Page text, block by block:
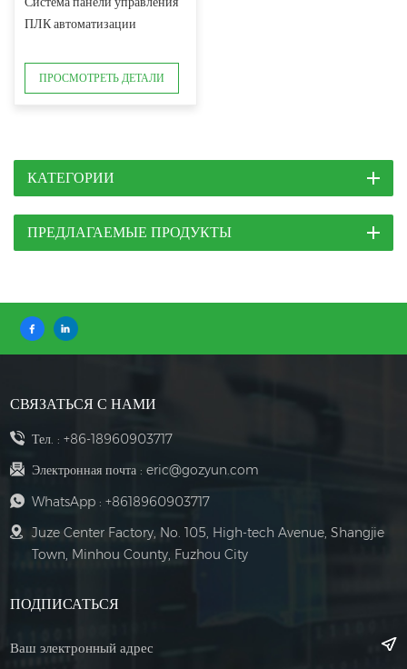
ПЛК автоматизации
ПРОСМОТРЕТЬ ДЕТАЛИ
КАТЕГОРИИ
ПРЕДЛАГАЕМЫЕ ПРОДУКТЫ
СВЯЗАТЬСЯ С НАМИ
Тел. : +86-18960903717
Электронная почта : eric@gozyun.com
WhatsApp : +8618960903717
Juze Center Factory, No. 105, High-tech Avenue, Shangjie
Town, Minhou County, Fuzhou City
ПОДПИСАТЬСЯ